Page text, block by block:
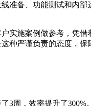
准备、功能测试和内
施案例做参考，凭
种严谨负责的态度，保
周，效率提升了